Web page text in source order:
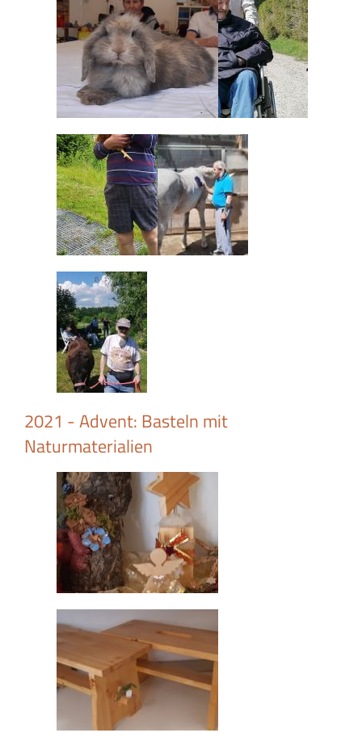
2021 - Advent: Basteln mit
Naturmaterialien